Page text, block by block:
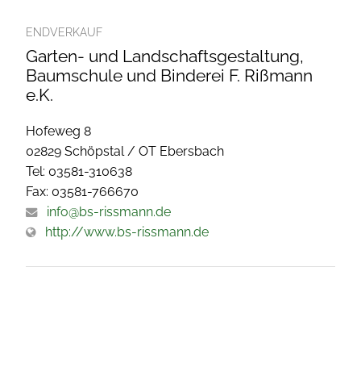
ENDVERKAUF
Garten- und Landschaftsgestaltung,
Baumschule und Binderei F. Rißmann
e.K.
Hofeweg 8
02829 Schöpstal / OT Ebersbach
Tel: 03581-310638
Fax: 03581-766670
info@bs-rissmann.de
http://www.bs-rissmann.de